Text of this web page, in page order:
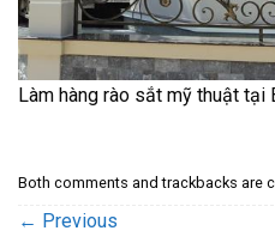
Làm hàng rào sắt mỹ thuật tại
Both comments and trackbacks are
← Previous